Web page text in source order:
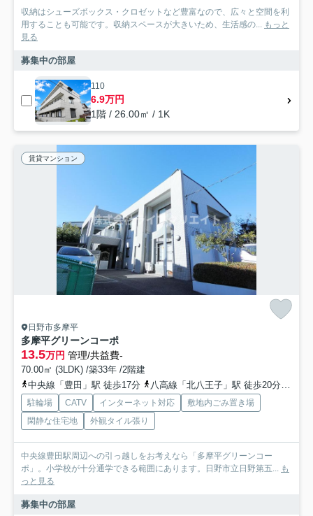
収納はシューズボックス・クロゼットなど豊富なので、広々と空間を利
用することも可能です。収納スペースが大きいため、生活感の... もっと
見る
募集中の部屋
110
6.9万円
1階 / 26.00㎡ / 1K
賃貸マンション
日野市多摩平
多摩平グリーンコーポ
13.5万円 管理/共益費-
70.00㎡ (3LDK) /築33年 /2階建
中央線「豊田」駅 徒歩17分
八高線「北八王子」駅 徒歩20分
駐輪場 CATV インターネット対応
敷地内ごみ置き場
閑静な住宅地
外観タイル張り
中央線豊田駅周辺への引っ越しをお考えなら「多摩平グリーンコー
ポ」。小学校が十分通学できる範囲にあります。日野市立日野第五... も
っと見る
募集中の部屋